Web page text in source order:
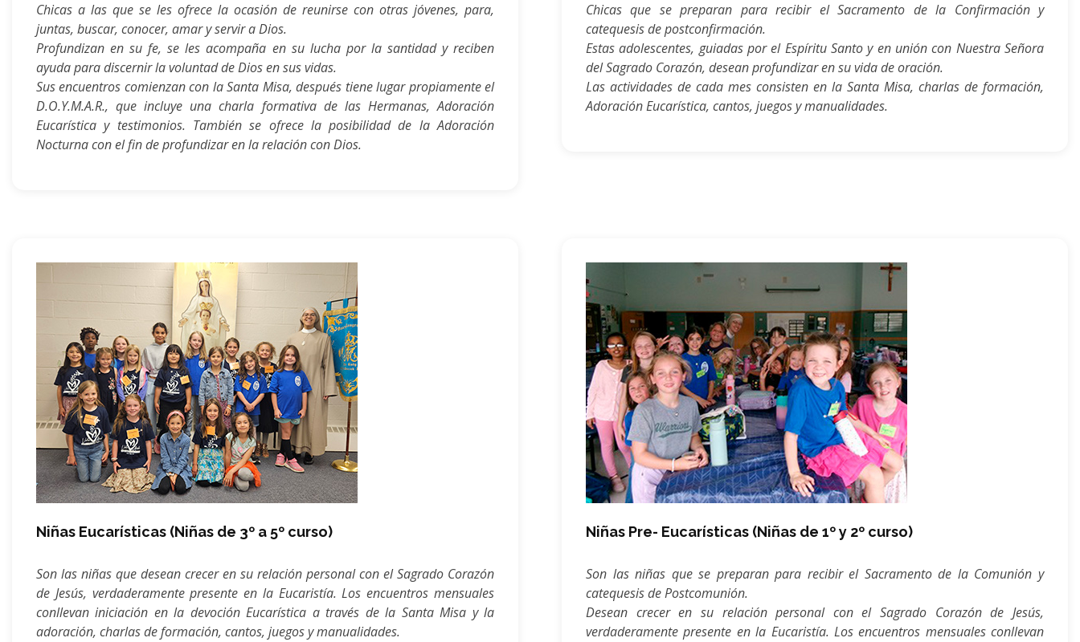
Chicas a las que se les ofrece la ocasión de reunirse con otras jóvenes, para,
juntas, buscar, conocer, amar y servir a Dios.
Profundizan en su fe, se les acompaña en su lucha por la santidad y reciben
ayuda para discernir la voluntad de Dios en sus vidas.
Sus encuentros comienzan con la Santa Misa, después tiene lugar propiamente el
D.O.Y.M.A.R., que incluye una charla formativa de las Hermanas, Adoración
Eucarística y testimonios. También se ofrece la posibilidad de la Adoración
Nocturna con el fin de profundizar en la relación con Dios.
Chicas que se preparan para recibir el Sacramento de la Confirmación y
catequesis de postconfirmación.
Estas adolescentes, guiadas por el Espíritu Santo y en unión con Nuestra Señora
del Sagrado Corazón, desean profundizar en su vida de oración.
Las actividades de cada mes consisten en la Santa Misa, charlas de formación,
Adoración Eucarística, cantos, juegos y manualidades.
Niñas Eucarísticas (Niñas de 3º a 5º curso)
Son las niñas que desean crecer en su relación personal con el Sagrado Corazón
de Jesús, verdaderamente presente en la Eucaristía. Los encuentros mensuales
conllevan iniciación en la devoción Eucarística a través de la Santa Misa y la
adoración, charlas de formación, cantos, juegos y manualidades.
Niñas Pre- Eucarísticas (Niñas de 1º y 2º curso)
Son las niñas que se preparan para recibir el Sacramento de la Comunión y
catequesis de Postcomunión.
Desean crecer en su relación personal con el Sagrado Corazón de Jesús,
verdaderamente presente en la Eucaristía. Los encuentros mensuales conllevan